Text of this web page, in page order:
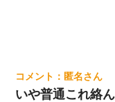
匿名
いや普通これ絡